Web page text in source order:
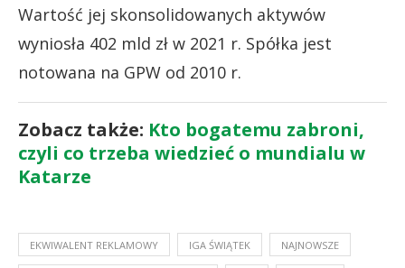
Wartość jej skonsolidowanych aktywów
wyniosła 402 mld zł w 2021 r. Spółka jest
notowana na GPW od 2010 r.
Zobacz także: Kto bogatemu zabroni,
czyli co trzeba wiedzieć o mundialu w
Katarze
EKWIWALENT REKLAMOWY IGA ŚWIĄTEK NAJNOWSZE